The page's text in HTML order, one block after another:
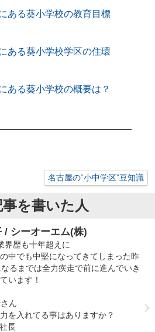
ある葵小学校の教育目標
ある葵小学校学区の住環
ある葵小学校の概要は？
名古屋の“小中学区”豆知識
を書いた人
/ シーオーエム(株)
界歴も十年超えに
中でも中堅になってきてしまった昨
るまでは全力疾走で前に進んでいき
います！
ん
を入れてる事はありますか？
長